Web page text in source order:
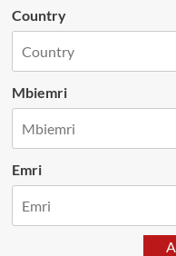
Country
Mbiemri
Emri